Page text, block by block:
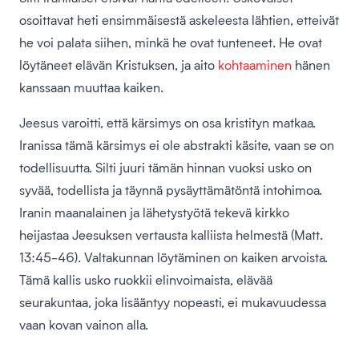
osoittavat heti ensimmäisestä askeleesta lähtien, etteivät
he voi palata siihen, minkä he ovat tunteneet. He ovat
löytäneet elävän Kristuksen, ja aito kohtaaminen hänen
kanssaan muuttaa kaiken.
Jeesus varoitti, että kärsimys on osa kristityn matkaa.
Iranissa tämä kärsimys ei ole abstrakti käsite, vaan se on
todellisuutta. Silti juuri tämän hinnan vuoksi usko on
syvää, todellista ja täynnä pysäyttämätöntä intohimoa.
Iranin maanalainen ja lähetystyötä tekevä kirkko
heijastaa Jeesuksen vertausta kalliista helmestä (Matt.
13:45-46). Valtakunnan löytäminen on kaiken arvoista.
Tämä kallis usko ruokkii elinvoimaista, elävää
seurakuntaa, joka lisääntyy nopeasti, ei mukavuudessa
vaan kovan vainon alla.